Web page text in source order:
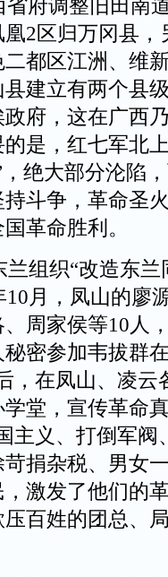
府调整旧田南
2区归万冈县，
都区江洲、维
建立有两个县
府，这在广西
是，红七军北
绝大部分沦陷
斗争，革命圣
革命胜利。
组织“改造东兰
月，凤山的廖
周家侯等10人
密参加韦拔群
，在凤山、凌云
堂，宣传革命
主义、打倒军阀
捐杂税、男女
激发了他们的
百姓的团总、